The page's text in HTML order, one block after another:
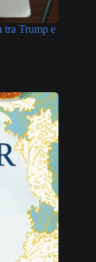
tra Trump e